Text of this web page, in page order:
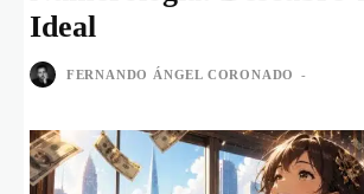
Ideal
FERNANDO ÁNGEL CORONADO -